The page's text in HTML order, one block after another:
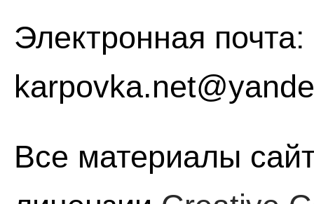
Электронная почта:
Все материалы